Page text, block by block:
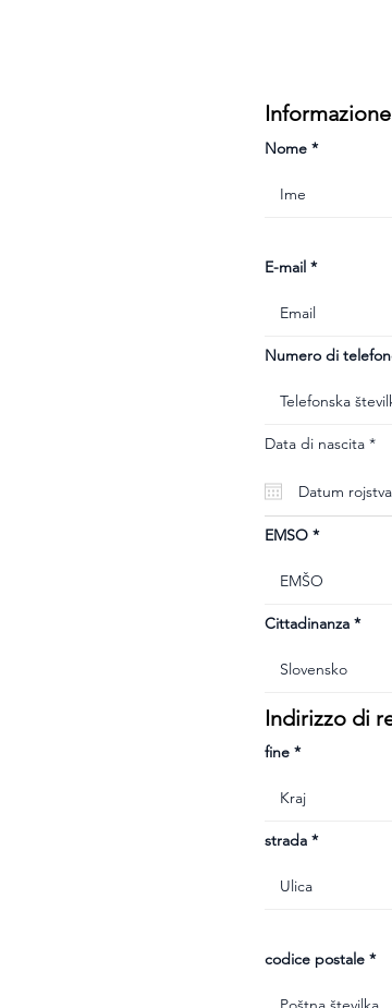
Nome
E-mail
Numero di
Data di nascita *r
u
i
r
EMSO
Cittadinanza
Indirizzo di
fine
strada
codice postale